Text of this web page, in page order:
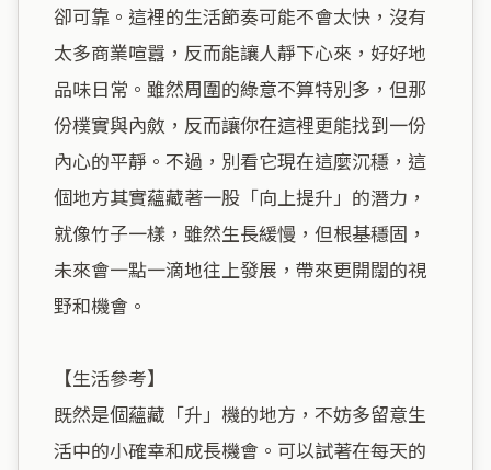
卻可靠。這裡的生活節奏可能不會太快，沒有
太多商業喧囂，反而能讓人靜下心來，好好地
品味日常。雖然周圍的綠意不算特別多，但那
份樸實與內斂，反而讓你在這裡更能找到一份
內心的平靜。不過，別看它現在這麼沉穩，這
個地方其實蘊藏著一股「向上提升」的潛力，
就像竹子一樣，雖然生長緩慢，但根基穩固，
未來會一點一滴地往上發展，帶來更開闊的視
野和機會。
【生活參考】
既然是個蘊藏「升」機的地方，不妨多留意生
活中的小確幸和成長機會。可以試著在每天的